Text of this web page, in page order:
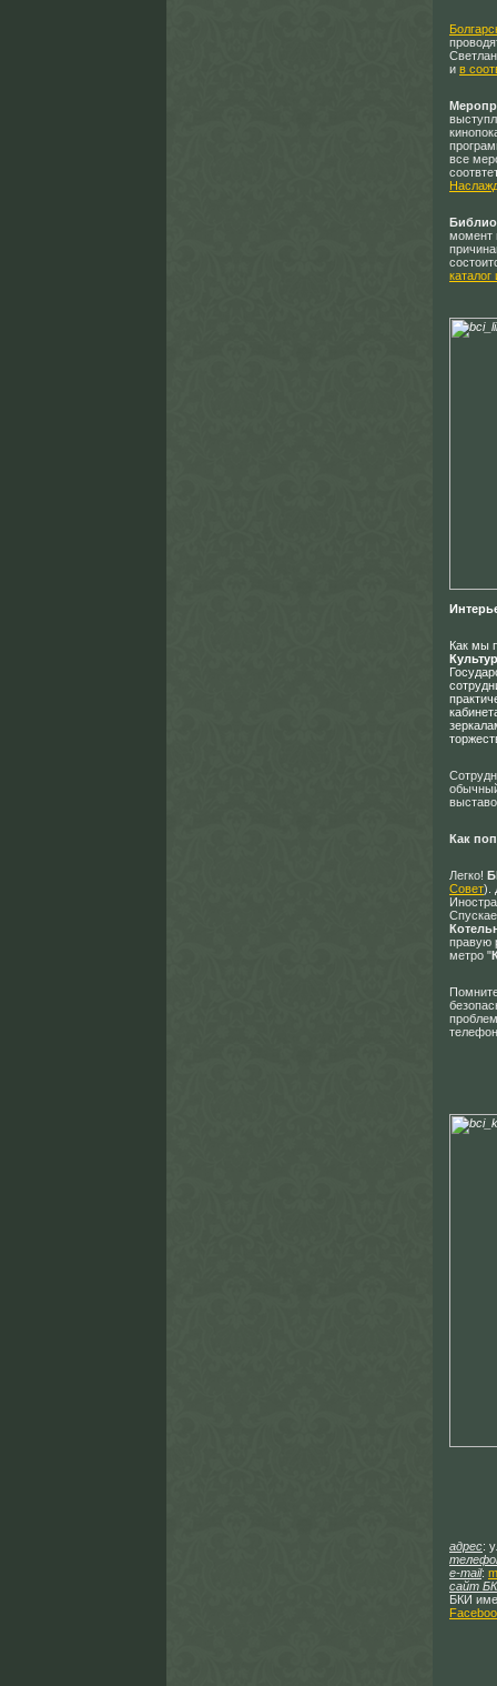
и в
все
момент
Как мы
Как
Легко!
Совет).
правую
метро "
адрес:
e-mail:
сайт
БКИ